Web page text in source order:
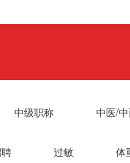
中级职称 中医/
过敏 体